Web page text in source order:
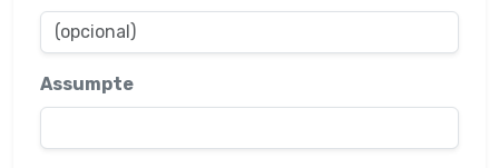
Assumpte